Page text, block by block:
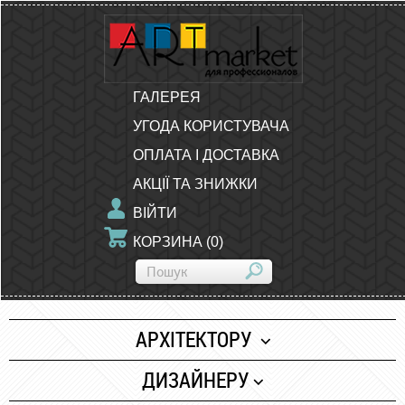
ГАЛЕРЕЯ
УГОДА КОРИСТУВАЧА
ОПЛАТА І ДОСТАВКА
АКЦІЇ ТА ЗНИЖКИ
ВІЙТИ
КОРЗИНА (0)
АРХІТЕКТОРУ
Папір
ДИЗАЙНЕРУ